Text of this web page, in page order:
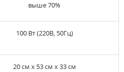
выше 70%
100 Вт (220В, 50Гц)
20 см х 53 см х 33 см